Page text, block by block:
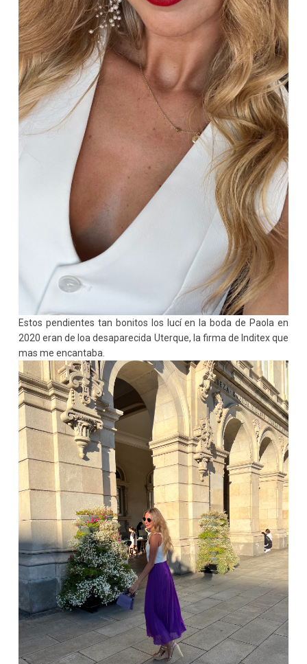
Estos pendientes tan bonitos los lucí en la boda de Paola en
2020 eran de loa desaparecida Uterque, la firma de Inditex que
mas me encantaba.